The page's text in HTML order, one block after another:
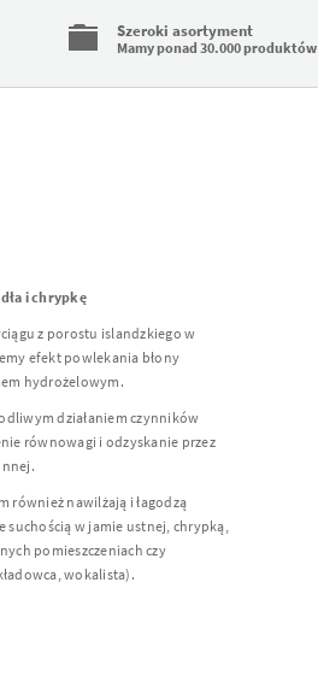
Szeroki asortyment
Mamy ponad 30.000 produktów
i chrypkę
z porostu islandzkiego w
efekt powlekania błony
hydrożelowym.
działaniem czynników
równowagi i odzyskanie przez
również nawilżają i łagodzą
w jamie ustnej, chrypką,
pomieszczeniach czy
wokalista).